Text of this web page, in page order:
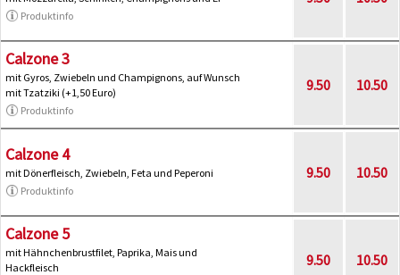
Produktinfo
Calzone 3
mit Gyros, Zwiebeln und Champignons, auf Wunsch
mit Tzatziki (+1,50 Euro)
Produktinfo
9.50 10.50
Calzone 4
mit Dönerfleisch, Zwiebeln, Feta und Peperoni
Produktinfo
9.50 10.50
Calzone 5
mit Hähnchenbrustfilet, Paprika, Mais und
Hackfleisch
9.50 10.50